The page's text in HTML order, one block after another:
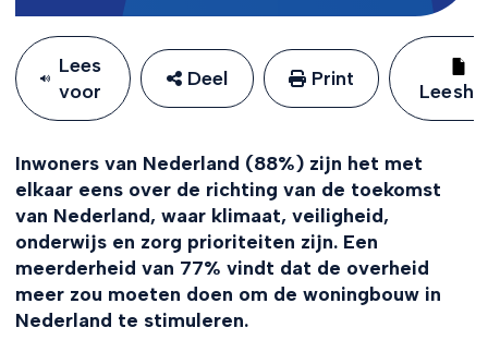
Lees
voor
Deel Print
Inwoners van Nederland (88%) zijn het met
elkaar eens over de richting van de toekomst
van Nederland, waar klimaat, veiligheid,
onderwijs en zorg prioriteiten zijn. Een
meerderheid van 77% vindt dat de overheid
meer zou moeten doen om de woningbouw in
Nederland te stimuleren.